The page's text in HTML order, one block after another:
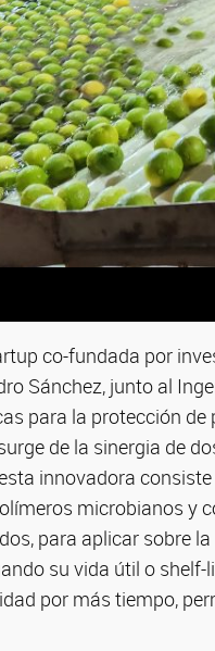
co-fundada por
Sánchez, junto al
para la protección
de la sinergia de
innovadora
microbianos y
para aplicar sobre
su vida útil o
por más tiempo,